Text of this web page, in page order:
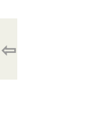
⇦